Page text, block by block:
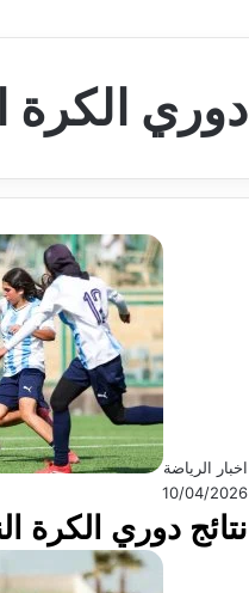
دوري الكرة
اخبار الرياضة
10/04/2026
نتائج دوري الكرة